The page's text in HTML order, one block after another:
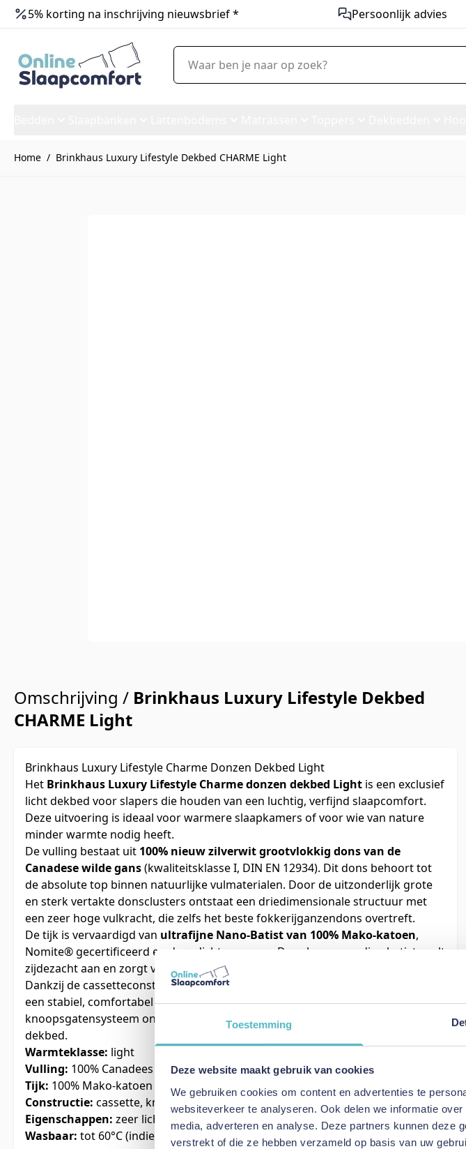
Toestemming
Deze website maakt gebruik van cookies
We gebruiken cookies om content en advertenties te
websiteverkeer te analyseren. Ook delen we informatie
media, adverteren en analyse. Deze partners kunnen deze
verstrekt of die ze hebben verzameld op basis van uw
5% korting na inschrijving nieuwsbrief * Persoonlijk advies
Waar ben je naar op zoek?
Home / Brinkhaus Luxury Lifestyle Dekbed CHARME Light
Omschrijving / Brinkhaus Luxury Lifestyle Dekbed
CHARME Light
Brinkhaus Luxury Lifestyle Charme Donzen Dekbed Light
Het Brinkhaus Luxury Lifestyle Charme donzen dekbed Light is een exclusief
licht dekbed voor slapers die houden van een luchtig, verfijnd slaapcomfort.
Deze uitvoering is ideaal voor warmere slaapkamers of voor wie van nature
minder warmte nodig heeft.
De vulling bestaat uit 100% nieuw zilverwit grootvlokkig dons van de
Canadese wilde gans(kwaliteitsklasse I, DIN EN 12934). Dit dons behoort tot
de absolute top binnen natuurlijke vulmaterialen. Door de uitzonderlijk grote
en sterk vertakte donsclusters ontstaat een driedimensionale structuur met
een zeer hoge vulkracht, die zelfs het beste fokkerijganzendons overtreft.
De tijk is vervaardigd van ultrafijne Nano-Batist van 100% Mako-katoen,
Nomite® gecertificeerd en donsdicht geweven. Deze hoogwaardige batist voelt
zijdezacht aan en zorgt voor optimale ventilatie en vochtregulatie.
Dankzij de cassetteconstructie blijft het dons gelijkmatig verdeeld en ontstaat
een stabiel, comfortabel liggevoel. De subtiele witte satijnen bies en het
knoopsgatensysteem onderstrepen het luxe en functionele karakter van dit
dekbed.
Warmteklasse: light
Vulling: 100% Canadees wild ganzendons
Tijk: 100% Mako-katoen Nano-Batist, Nomite®
Constructie: cassette, knoopsgaten
Eigenschappen: zeer licht, luchtig, uitzonderlijke vulkracht
Wasbaar: tot 60°C (indien nodig)